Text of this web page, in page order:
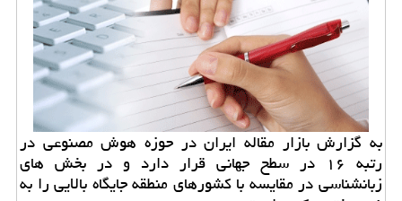
به گزارش بازار مقاله ایران در حوزه هوش مصنوعی در
رتبه ۱۶ در سطح جهانی قرار دارد و در بخش های
زبانشناسی در مقایسه با كشورهای منطقه جایگاه بالایی را به